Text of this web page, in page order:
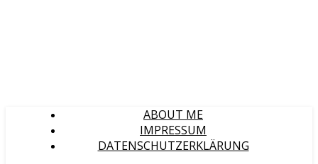
ABOUT ME
IMPRESSUM
DATENSCHUTZERKLÄRUNG